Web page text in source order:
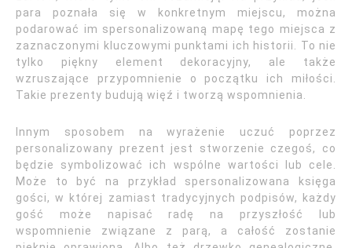
para poznała się w konkretnym miejscu, można
podarować im spersonalizowaną mapę tego miejsca z
zaznaczonymi kluczowymi punktami ich historii. To nie
tylko piękny element dekoracyjny, ale także
wzruszające przypomnienie o początku ich miłości.
Takie prezenty budują więź i tworzą wspomnienia.
Innym sposobem na wyrażenie uczuć poprzez
personalizowany prezent jest stworzenie czegoś, co
będzie symbolizować ich wspólne wartości lub cele.
Może to być na przykład spersonalizowana księga
gości, w której zamiast tradycyjnych podpisów, każdy
gość może napisać radę na przyszłość lub
wspomnienie związane z parą, a całość zostanie